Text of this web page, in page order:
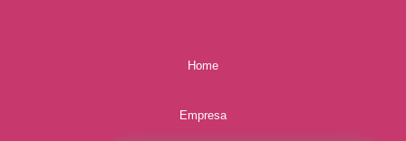
Home
Empresa